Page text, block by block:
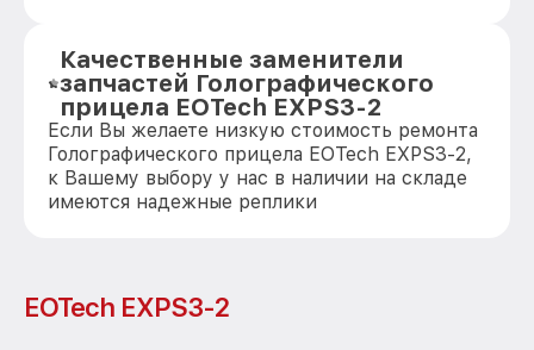
Качественные заменители
запчастей Голографического
прицела EOTech EXPS3-2
Если Вы желаете низкую стоимость ремонта
Голографического прицела EOTech EXPS3-2,
к Вашему выбору у нас в наличии на складе
имеются надежные реплики
EOTech EXPS3-2